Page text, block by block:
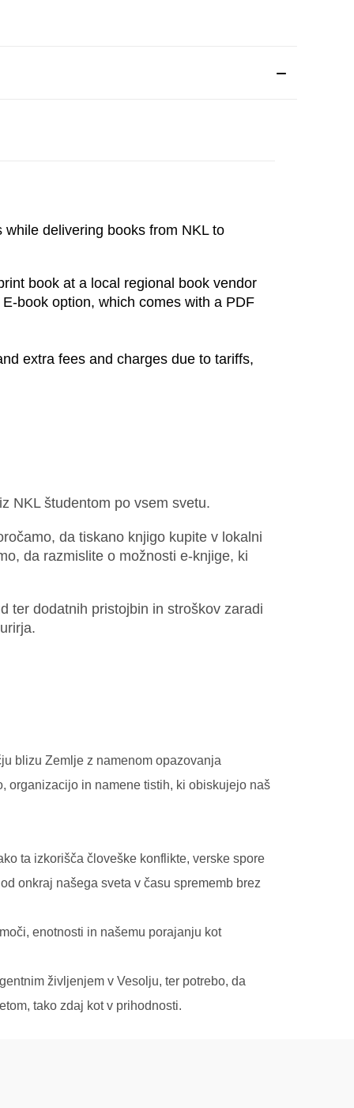
delivering books from NKL to
book at a local regional book vendor
book option, which comes with a PDF
extra fees and charges due to tariffs,
NKL študentom po vsem svetu.
da tiskano knjigo kupite v lokalni
da razmislite o možnosti e-knjige, ki
ter dodatnih pristojbin in stroškov zaradi
blizu Zemlje z namenom opazovanja
organizacijo in namene tistih, ki obiskujejo naš
ta izkorišča človeške konflikte, verske spore
onkraj našega sveta v času sprememb brez
enotnosti in našemu porajanju kot
življenjem v Vesolju, ter potrebo, da
tako zdaj kot v prihodnosti.